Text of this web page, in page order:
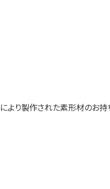
より製作された素形材のお持